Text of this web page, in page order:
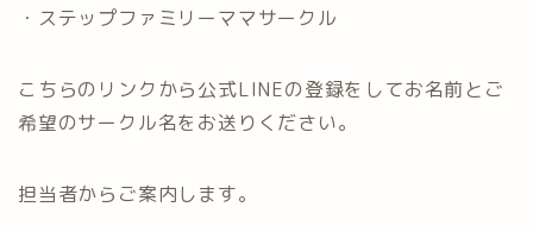
・ステップファミリーママサークル
こちらのリンクから公式LINEの登録をしてお名前とご
希望のサークル名をお送りください。
担当者からご案内します。